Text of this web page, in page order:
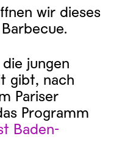
wir dieses
jungen
gibt, nach
Pariser
Programm
Baden-